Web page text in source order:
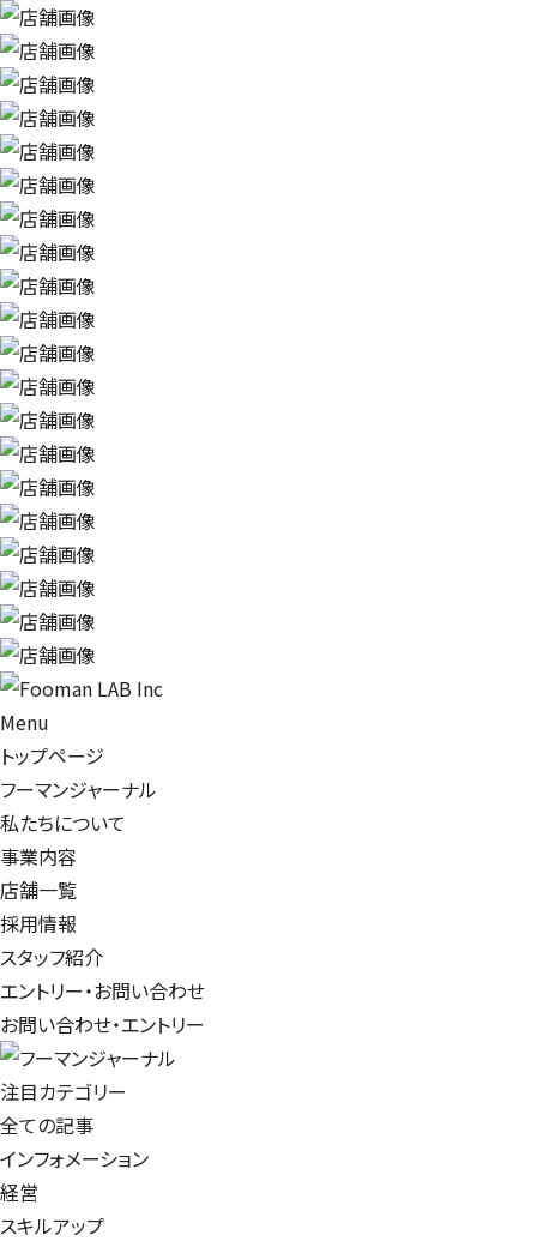
Menu
トップページ
フーマンジャーナル
私たちについて
事業内容
店舗一覧
採用情報
スタッフ紹介
エントリー・お問い合わせ
お問い合わせ・エントリー
注目カテゴリー
全ての記事
インフォメーション
経営
スキルアップ